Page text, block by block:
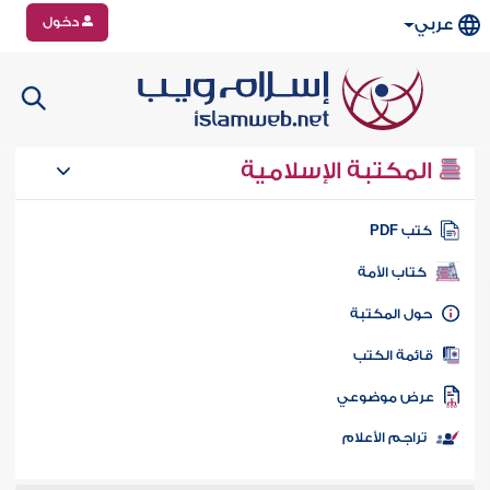
عربي دخول
المكتبة الإسلامية
كتب PDF
كتاب الأمة
المكتبة
الكتب
موضوعي